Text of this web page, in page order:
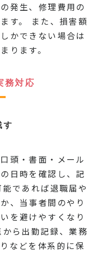
発生、修理費用の
す。 また、損害額
かできない場合は
ります。
務対応
す
頭・書面・メール
日時を確認し、記
であれば退職届や
、当事者間のやり
を避けやすくなり
ら出勤記録、業務
などを体系的に保